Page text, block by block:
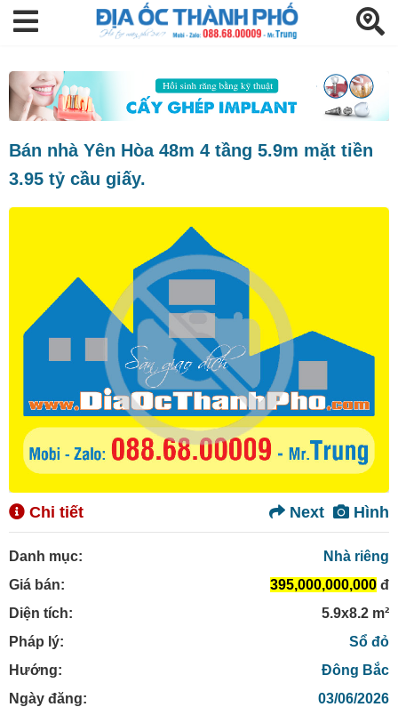
Bán nhà Yên Hòa 48m 4 tầng 5.9m mặt tiền
3.95 tỷ cầu giấy.
Chi tiết Hình
Next
Danh mục:
Nhà riêng
Giá bán:
395,000,000,000 đ
Diện tích:
5.9x8.2 m²
Pháp lý:
Sổ đỏ
Hướng:
Đông Bắc
Ngày đăng:
03/06/2026